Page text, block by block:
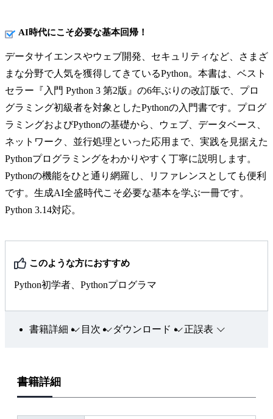
AI時代にこそ必要な基本回帰！
データサイエンスやウェブ開発、セキュリティなど、さまざ
まな分野で人気を獲得してきているPython。本書は、ベスト
セラー『入門 Python 3 第2版』の6年ぶりの改訂版で、プロ
グラミング初級者を対象としたPythonの入門書です。プログ
ラミングおよびPythonの基礎から、ウェブ、データベース、
ネットワーク、並行処理といった応用まで、実践を見据えた
Pythonプログラミングをわかりやすく丁寧に説明します。
Pythonの機能をひと通り網羅し、リファレンスとしても便利
です。生成AI全盛時代こそ必要な基本を学ぶ一冊です。
Python 3.14対応。
このような方におすすめ
Python初学者、Pythonプログラマ
書籍詳細 目次 ダウンロード 正誤表
書籍詳細